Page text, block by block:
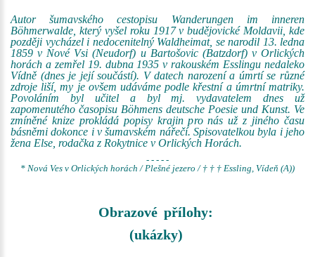
Autor šumavského cestopisu Wanderungen im inneren
Böhmerwalde, který vyšel roku 1917 v budějovické Moldavii, kde
později vycházel i nedocenitelný Waldheimat, se narodil 13. ledna
1859 v Nové Vsi (Neudorf) u Bartošovic (Batzdorf) v Orlických
horách a zemřel 19. dubna 1935 v rakouském Esslingu nedaleko
Vídně (dnes je její součástí). V datech narození a úmrtí se různé
zdroje liší, my je ovšem udáváme podle křestní a úmrtní matriky.
Povoláním byl učitel a byl mj. vydavatelem dnes už
zapomenutého časopisu Böhmens deutsche Poesie und Kunst. Ve
zmíněné knize prokládá popisy krajin pro nás už z jiného času
básněmi dokonce i v šumavském nářečí. Spisovatelkou byla i jeho
žena Else, rodačka z Rokytnice v Orlických Horách.
- - - - -
* Nová Ves v Orlických horách / Plešné jezero / † † † Essling, Vídeň (A))
Obrazové přílohy:
(ukázky)